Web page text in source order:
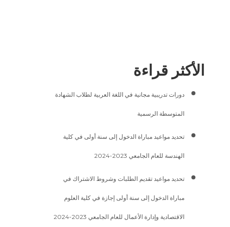
الأكثر قراءة
دورات تدريبية مجانية في اللغة العربية لطلاب الشهادة
المتوسطة الرسمية
تحديد مواعيد مباراة الدخول إلى سنة أولى في كلية
الهندسة للعام الجامعي 2023-2024
تحديد مواعيد تقديم الطلبات وشروط الاشتراك في
مباراة الدخول إلى سنة أولى إجازة في كلية العلوم
الاقتصادية وإدارة الأعمال للعام الجامعي 2023-2024